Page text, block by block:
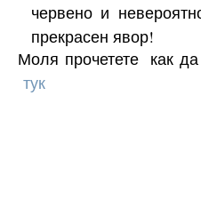
червено и
прекрасен явор!
Моля прочетете как
тук